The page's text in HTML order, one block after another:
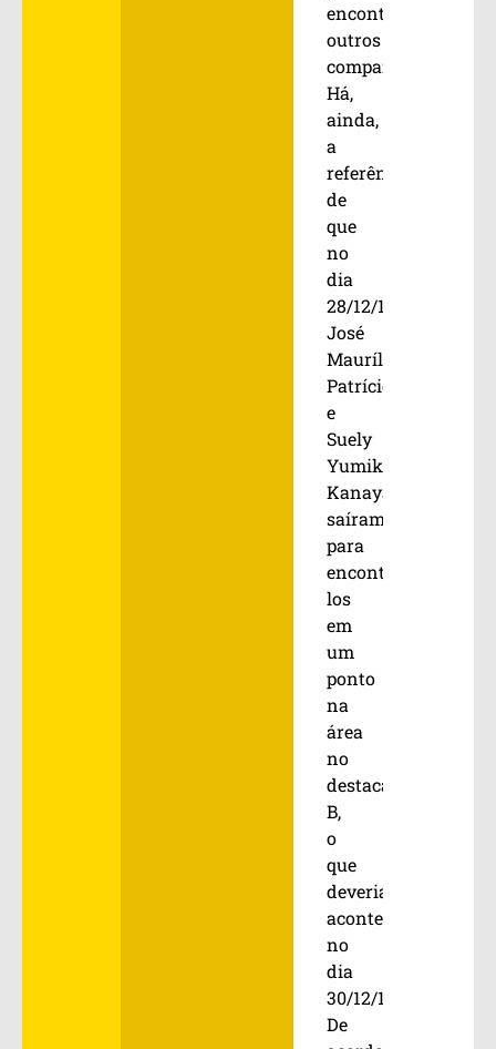
encontrar
outros
companheiros.
Há,
ainda,
a
referência
de
que
no
dia
28/12/1973
José
Maurílio
Patrício
e
Suely
Yumiko
Kanayama
saíram
para
encontrá-
los
em
um
ponto
na
área
no
destacamento
B,
o
que
deveria
acontecer
no
dia
30/12/1973.
De